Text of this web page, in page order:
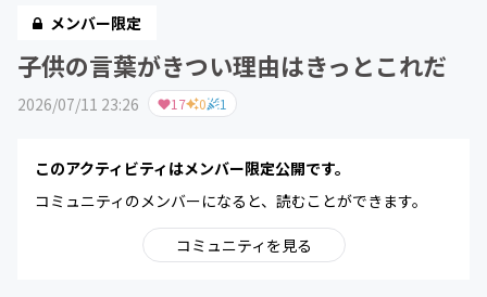
メンバー限定
子供の言葉がきつい理由はきっとこれだ
2026/07/11 23:26 17 0 1
このアクティビティはメンバー限定公開です。
コミュニティのメンバーになると、読むことができます。
コミュニティを見る